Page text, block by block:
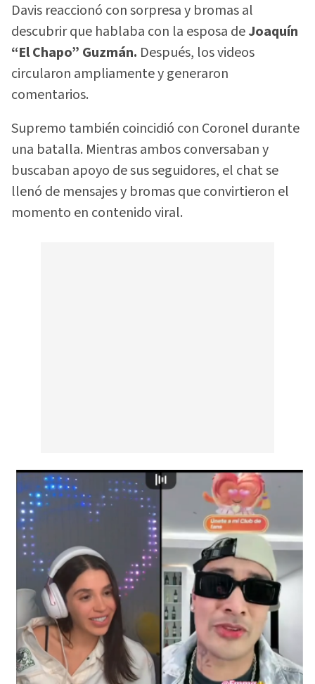
Davis reaccionó con sorpresa y bromas al
descubrir que hablaba con la esposa deJoaquín
“El Chapo” Guzmán. Después, los videos
circularon ampliamente y generaron
comentarios.
Supremo también coincidió con Coronel durante
una batalla. Mientras ambos conversaban y
buscaban apoyo de sus seguidores, el chat se
llenó de mensajes y bromas que convirtieron el
momento en contenido viral.